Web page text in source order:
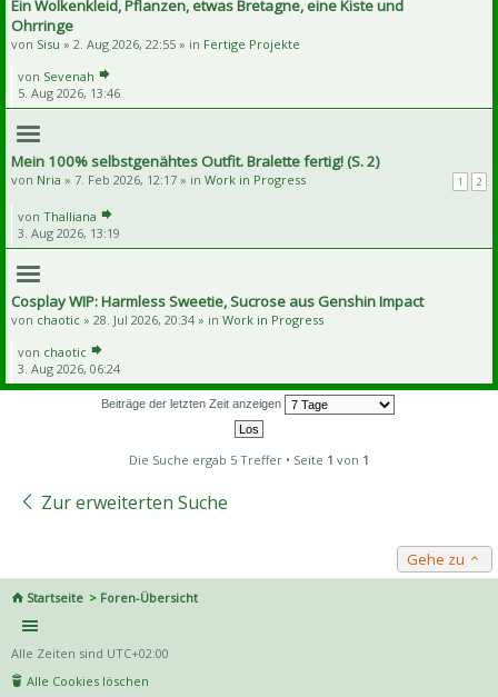
Ein Wolkenkleid, Pflanzen, etwas Bretagne, eine Kiste und
Ohrringe
von Sisu » 2. Aug 2026, 22:55 » in Fertige Projekte
von Sevenah
5. Aug 2026, 13:46
Mein 100% selbstgenähtes Outfit. Bralette fertig! (S. 2)
1 2
von Nria » 7. Feb 2026, 12:17 » in Work in Progress
von Thalliana
3. Aug 2026, 13:19
Cosplay WIP: Harmless Sweetie, Sucrose aus Genshin Impact
von chaotic » 28. Jul 2026, 20:34 » in Work in Progress
von chaotic
3. Aug 2026, 06:24
Beiträge der letzten Zeit anzeigen
Die Suche ergab 5 Treffer • Seite 1 von 1
Zur erweiterten Suche
Gehe zu
Startseite Foren-Übersicht
Alle Zeiten sind UTC+02:00
Alle Cookies löschen